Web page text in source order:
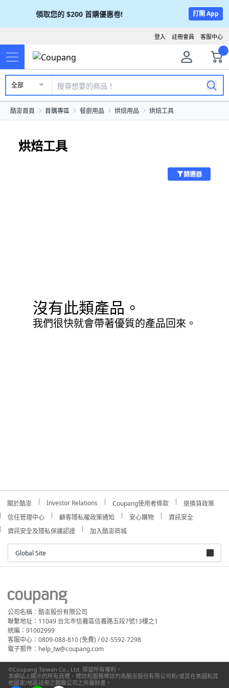
領取您的 $200 首購優惠卷! 打開 App
客服中心
註冊會員
登入
全部
酷澎首頁 首購專區 餐廚用品 烘焙用品 烘焙工具
烘焙工具
篩選器
沒有此類產品。
我們很快就會帶著優質的產品回來。
關於酷澎 Investor Relations Coupang使用者條款
退換貨政策
信任管理中心
顧客隱私權政策通知 安心購物
資訊安全
資訊安全及隱私保護認證
加入酷澎商城
Global Site
公司名稱：酷澎股份有限公司
聯繫地址：11049 台北市信義區信義路五段7號13樓之1
統編：91002999
客服中心：0809-088-810 (免費) / 02-5592-7298
電子郵件：help_tw@coupang.com
©Coupang Taiwan Co., Ltd. 保留所有權利。
本網站上顯示的所有商標、標誌和服務標誌均為酷澎股份有限公司和/或其在美國和其
他國家/地區註冊之關聯公司之所屬財產。